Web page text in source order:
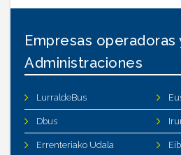
Empresas operadoras
Administraciones
LurraldeBus
Dbus
Errenteriako Udala